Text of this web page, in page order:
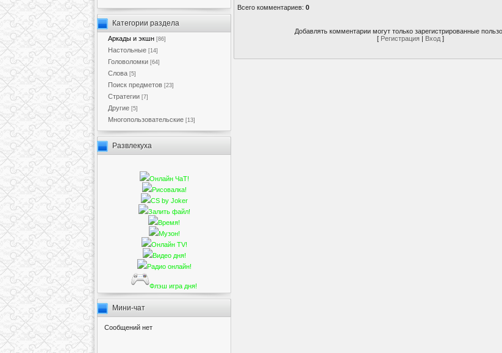
Категории раздела
Аркады и экшн [86]
Настольные [14]
Головоломки [64]
Слова [5]
Поиск предметов [23]
Стратегии [7]
Другие [5]
Многопользовательские [13]
Развлекуха
Онлайн ЧаТ!
Рисовалка!
CS by Joker
Залить файл!
Время!
Музон!
Онлайн TV!
Видео дня!
Радио онлайн!
Флэш игра дня!
Мини-чат
Всего комментариев: 0
Добавлять комментарии могут только зарегистрированные
[ Регистрация| Вход]